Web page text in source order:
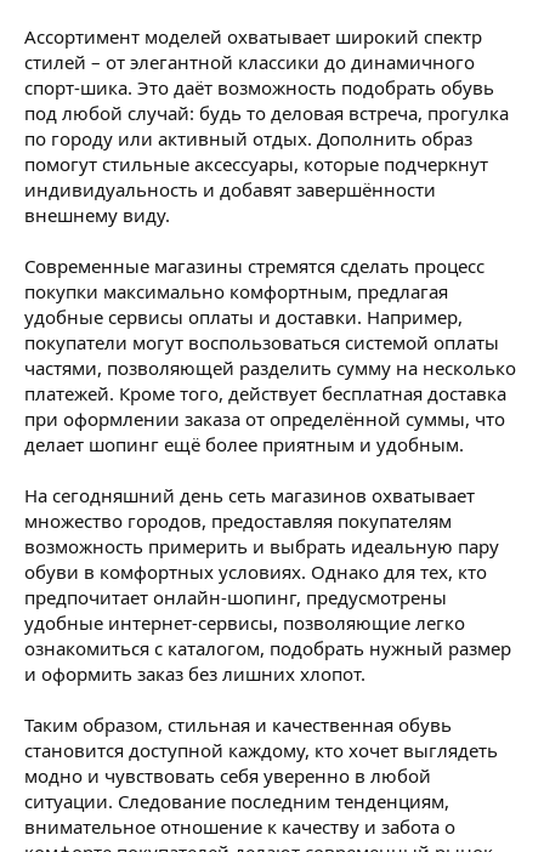
Ассортимент моделей охватывает широкий спектр
стилей – от элегантной классики до динамичного
спорт-шика. Это даёт возможность подобрать обувь
под любой случай: будь то деловая встреча, прогулка
по городу или активный отдых. Дополнить образ
помогут стильные аксессуары, которые подчеркнут
индивидуальность и добавят завершённости
внешнему виду.
Современные магазины стремятся сделать процесс
покупки максимально комфортным, предлагая
удобные сервисы оплаты и доставки. Например,
покупатели могут воспользоваться системой оплаты
частями, позволяющей разделить сумму на несколько
платежей. Кроме того, действует бесплатная доставка
при оформлении заказа от определённой суммы, что
делает шопинг ещё более приятным и удобным.
На сегодняшний день сеть магазинов охватывает
множество городов, предоставляя покупателям
возможность примерить и выбрать идеальную пару
обуви в комфортных условиях. Однако для тех, кто
предпочитает онлайн-шопинг, предусмотрены
удобные интернет-сервисы, позволяющие легко
ознакомиться с каталогом, подобрать нужный размер
и оформить заказ без лишних хлопот.
Таким образом, стильная и качественная обувь
становится доступной каждому, кто хочет выглядеть
модно и чувствовать себя уверенно в любой
ситуации. Следование последним тенденциям,
внимательное отношение к качеству и забота о